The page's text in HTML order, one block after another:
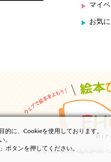
マイ
お気
(C)2000-2026 AlphaPolis
的に、Cookieを使用しております。
。
ボタンを押してください。